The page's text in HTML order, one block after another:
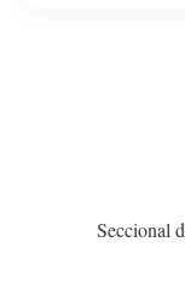
Seccional